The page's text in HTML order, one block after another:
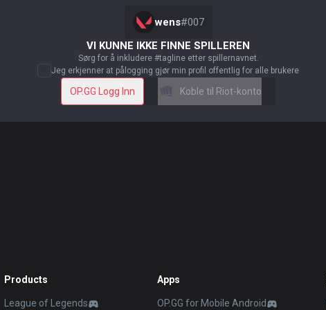
wens#007
VI KUNNE IKKE FINNE SPILLEREN
Sørg for å inkludere #tagline etter spillernavnet.
Jeg erkjenner at pålogging gjør min profil offentlig for alle brukere
OP.GG Logg Inn Koble til Riot-konto
Products
League of Legends
Apps
OP.GG for Mobile Android